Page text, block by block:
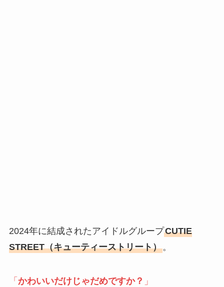
2024年に結成されたアイドルグループCUTIE
STREET（キューティーストリート）。
「 かわいいだけじゃだめですか？ 」